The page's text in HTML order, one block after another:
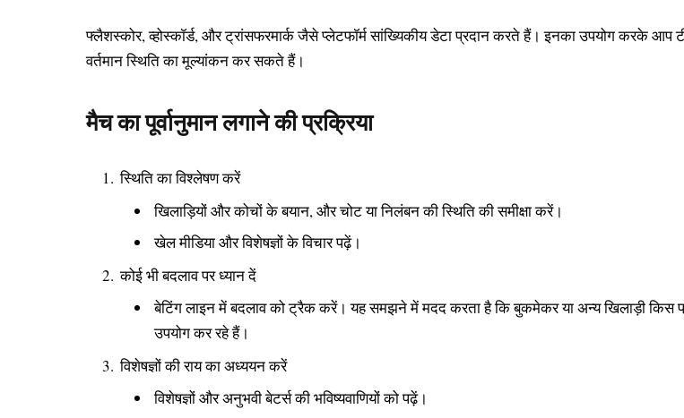
फ्लैशस्कोर, व्होस्कॉर्ड, और ट्रांसफरमार्क जैसे प्लेटफॉर्म सांख्यिकीय डेटा प्रदान करते हैं। इनका उपयोग करके आप
वर्तमान स्थिति का मूल्यांकन कर सकते हैं।
मैच का पूर्वानुमान लगाने की प्रक्रिया
स्थिति का विश्लेषण करें
खिलाड़ियों और कोचों के बयान, और चोट या निलंबन की स्थिति की समीक्षा करें।
खेल मीडिया और विशेषज्ञों के विचार पढ़ें।
कोई भी बदलाव पर ध्यान दें
बेटिंग लाइन में बदलाव को ट्रैक करें। यह समझने में मदद करता है कि बुकमेकर या अन्य खिलाड़ी किस
उपयोग कर रहे हैं।
विशेषज्ञों की राय का अध्ययन करें
विशेषज्ञों और अनुभवी बेटर्स की भविष्यवाणियों को पढ़ें।